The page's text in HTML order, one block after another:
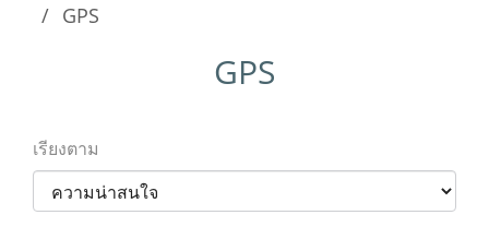
GPS
GPS
เรียงตาม